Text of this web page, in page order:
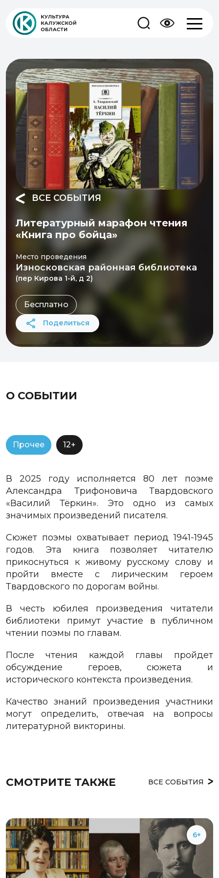
ВСЕ СОБЫТИЯ
Литературный марафон чтения
«Книга про бойца»
Место проведения
Износковская районная библиотека
(пер Кирова 1-й, д 2)
Бесплатно
Поделиться
О СОБЫТИИ
Прочее 12+
В 2025 году исполняется 80 лет поэме
Александра Трифоновича Твардовского
«Василий Тёркин». Это одно из самых
значимых произведений писателя.
Сюжет поэмы охватывает период 1941-1945
годов. Эта книга позволяет читателю
прикоснуться к живому русскому слову и
пройти вместе с лирическим героем
Твардовского по дорогам войны.
В честь юбилея произведения читатели
библиотеки примут участие в публичном
чтении поэмы по главам.
После чтения каждой главы пройдет
обсуждение героев, сюжета и
исторического контекста произведения.
Качество знаний произведения участники
могут определить, отвечая на вопросы
литературной викторины.
СМОТРИТЕ ТАКЖЕ ВСЕ СОБЫТИЯ
6+